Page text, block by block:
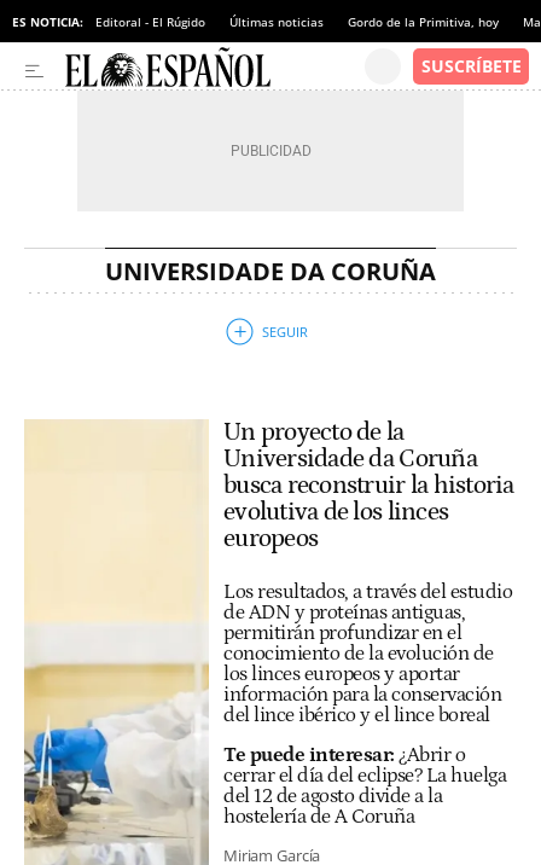
ES NOTICIA: Editoral - El Rúgido Últimas noticias Gordo de la Primitiva, hoy
UNIVERSIDADE DA CORUÑA
Un proyecto de la
Universidade da Coruña
busca reconstruir la historia
evolutiva de los linces
europeos
Los resultados, a través del estudio
de ADN y proteínas antiguas,
permitirán profundizar en el
conocimiento de la evolución de
los linces europeos y aportar
información para la conservación
del lince ibérico y el lince boreal
Te puede interesar: ¿Abrir o
cerrar el día del eclipse? La huelga
del 12 de agosto divide a la
hostelería de A Coruña
Miriam García